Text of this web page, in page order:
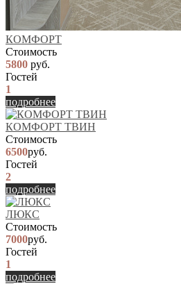
КОМФОРТ
Стоимость
5800 руб.
Гостей
1
подробнее
КОМФОРТ ТВИН
Стоимость
6500руб.
Гостей
2
подробнее
ЛЮКС
Стоимость
7000руб.
Гостей
1
подробнее